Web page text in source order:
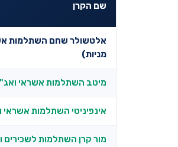
שם הקרן
מניות)
מיטב השתלמות אשראי ואג"ח עם
אינפיניטי השתלמות אשראי ואג"ח
מור קרן השתלמות